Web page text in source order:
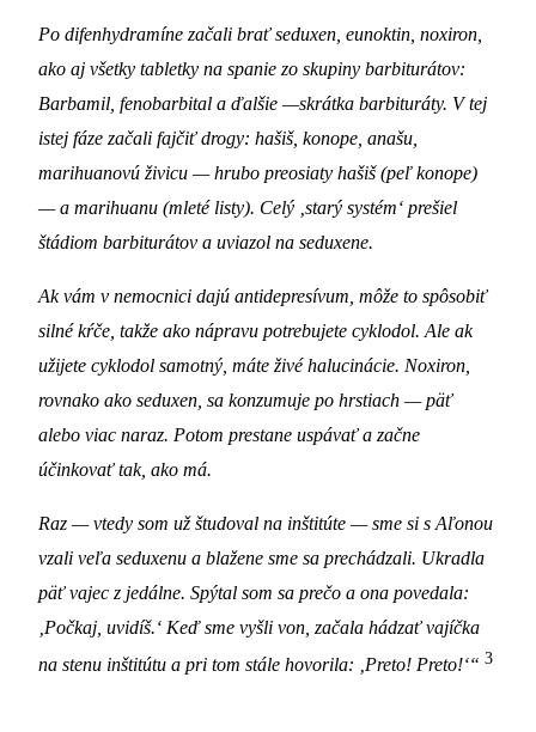
Po difenhydramíne začali brať seduxen, eunoktin, noxiron,
ako aj všetky tabletky na spanie zo skupiny barbiturátov:
Barbamil, fenobarbital a ďalšie —skrátka barbituráty. V tej
istej fáze začali fajčiť drogy: hašiš, konope, anašu,
marihuanovú živicu — hrubo preosiaty hašiš (peľ konope)
— a marihuanu (mleté ​​listy). Celý ‚starý systém‘ prešiel
štádiom barbiturátov a uviazol na seduxene.
Ak vám v nemocnici dajú antidepresívum, môže to spôsobiť
silné kŕče, takže ako nápravu potrebujete cyklodol. Ale ak
užijete cyklodol samotný, máte živé halucinácie. Noxiron,
rovnako ako seduxen, sa konzumuje po hrstiach — päť
alebo viac naraz. Potom prestane uspávať a začne
účinkovať tak, ako má.
Raz — vtedy som už študoval na inštitúte — sme si s Aľonou
vzali veľa seduxenu a blažene sme sa prechádzali. Ukradla
päť vajec z jedálne. Spýtal som sa prečo a ona povedala:
‚Počkaj, uvidíš.‘ Keď sme vyšli von, začala hádzať vajíčka
na stenu inštitútu a pri tom stále hovorila: ‚Preto! Preto!‘“ 3